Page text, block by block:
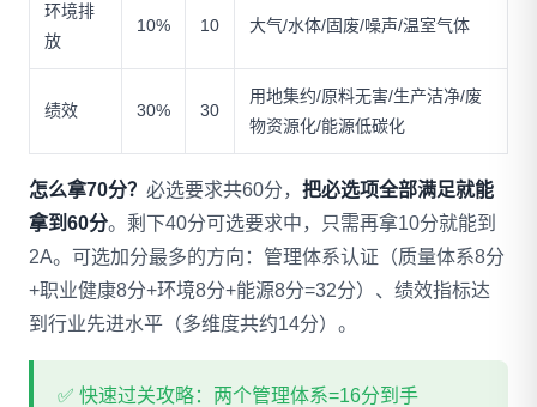
环境排
放
10% 10 大气/水体/固废/噪声/温室气体
绩效 30% 30
用地集约/原料无害/生产洁净/废
物资源化/能源低碳化
怎么拿70分？ 必选要求共60分， 把必选项全部满足就能
拿到60分。剩下40分可选要求中，只需再拿10分就能到
2A。可选加分最多的方向：管理体系认证（质量体系8分
+职业健康8分+环境8分+能源8分=32分）、绩效指标达
到行业先进水平（多维度共约14分）。
✅ 快速过关攻略：两个管理体系=16分到手